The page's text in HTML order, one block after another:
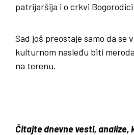
patrijaršija i o crkvi
Sad još preostaje samo da se
kulturnom nasleđu biti
na terenu.
Čitajte dnevne vesti, analize,